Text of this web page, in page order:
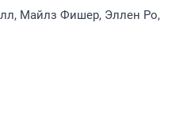
Майлз Фишер, Эллен Ро,